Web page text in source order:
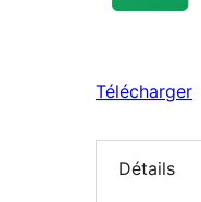
Télécharger
Détails